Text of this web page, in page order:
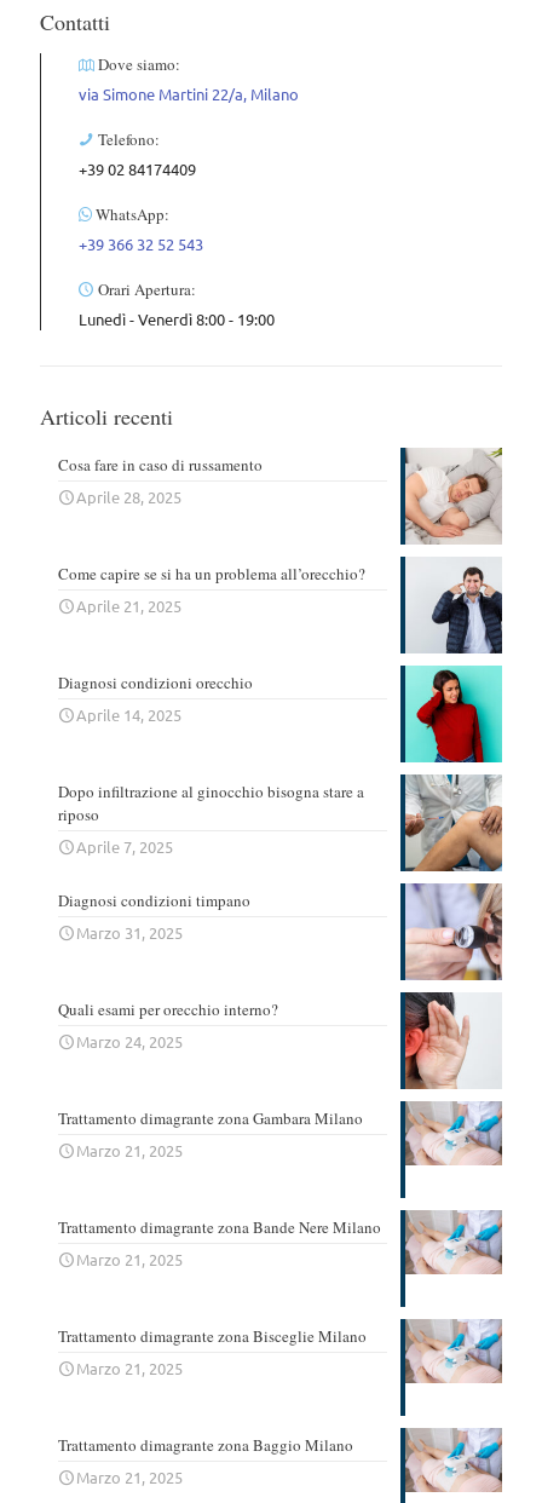
Contatti
Dove siamo:
via Simone Martini 22/a, Milano
Telefono:
+39 02 84174409
WhatsApp:
+39 366 32 52 543
Orari Apertura:
Lunedì - Venerdì 8:00 - 19:00
Articoli recenti
Cosa fare in caso di russamento
Aprile 28, 2025
Come capire se si ha un problema all’orecchio?
Aprile 21, 2025
Diagnosi condizioni orecchio
Aprile 14, 2025
Dopo infiltrazione al ginocchio bisogna stare a
riposo
Aprile 7, 2025
Diagnosi condizioni timpano
Marzo 31, 2025
Quali esami per orecchio interno?
Marzo 24, 2025
Trattamento dimagrante zona Gambara Milano
Marzo 21, 2025
Trattamento dimagrante zona Bande Nere Milano
Marzo 21, 2025
Trattamento dimagrante zona Bisceglie Milano
Marzo 21, 2025
Trattamento dimagrante zona Baggio Milano
Marzo 21, 2025